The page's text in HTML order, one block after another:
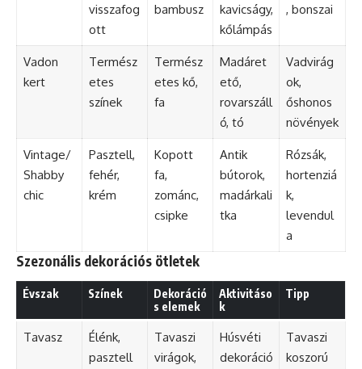
visszafog
ott
bambusz
kavicságy,
kőlámpás
, bonszai
Vadon
kert
Termész
etes
színek
Termész
etes kő,
fa
Madáret
ető,
rovarszáll
ó, tó
Vadvirág
ok,
őshonos
növények
Vintage/
Shabby
chic
Pasztell,
fehér,
krém
Kopott
fa,
zománc,
csipke
Antik
bútorok,
madárkali
tka
Rózsák,
hortenziá
k,
levendul
a
Szezonális dekorációs ötletek
Évszak Színek
Dekoráció
s elemek
Aktivitáso
k
Tipp
Tavasz
Élénk,
pasztell
Tavaszi
virágok,
Húsvéti
dekoráció
Tavaszi
koszorú